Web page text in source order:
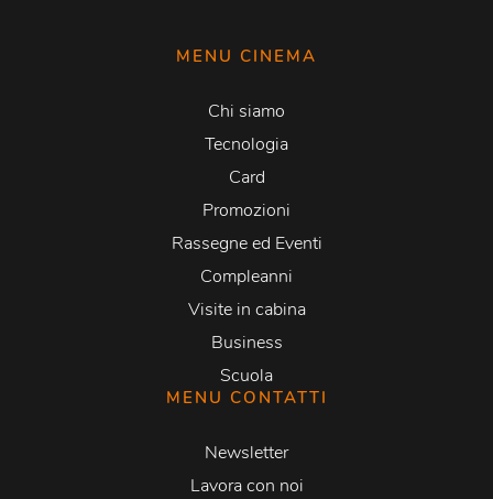
MENU CINEMA
Chi siamo
Tecnologia
Card
Promozioni
Rassegne ed Eventi
Compleanni
Visite in cabina
Business
Scuola
MENU CONTATTI
Newsletter
Lavora con noi